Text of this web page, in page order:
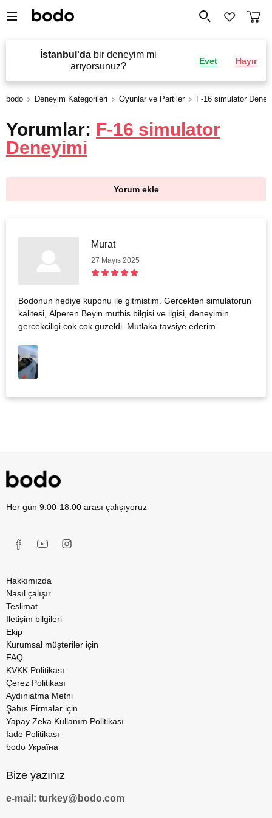
İstanbul'dabir deneyim mi
arıyorsunuz?
Evet Hayır
bodo Deneyim Kategorileri Oyunlar ve Partiler F-16 simulator
Yorumlar: F-16 simulator
Deneyimi
Yorum ekle
Murat
27 Mayıs 2025
Bodonun hediye kuponu ile gitmistim. Gercekten simulatorun
kalitesi, Alperen Beyin muthis bilgisi ve ilgisi, deneyimin
gercekciligi cok cok guzeldi. Mutlaka tavsiye ederim.
Her gün 9:00-18:00 arası çalışıyoruz
Hakkımızda
Nasıl çalışır
Teslimat
İletişim bilgileri
Ekip
Kurumsal müşteriler için
FAQ
KVKK Politikası
Çerez Politikası
Aydınlatma Metni
Şahıs Firmalar için
Yapay Zeka Kullanım Politikası
İade Politikası
bodo Україна
Bize yazınız
e-mail: turkey@bodo.com